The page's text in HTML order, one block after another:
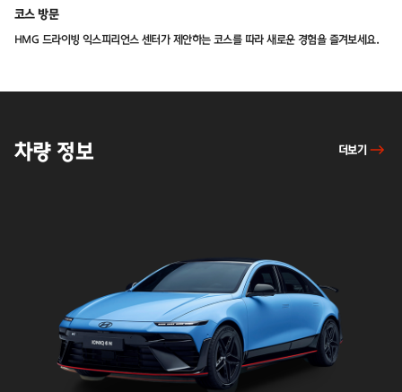
코스 방문
HMG 드라이빙 익스피리언스 센터가 제안하는 코스를 따라 새로운 경험을 즐겨보세요.
차량
차량 정보 더보기